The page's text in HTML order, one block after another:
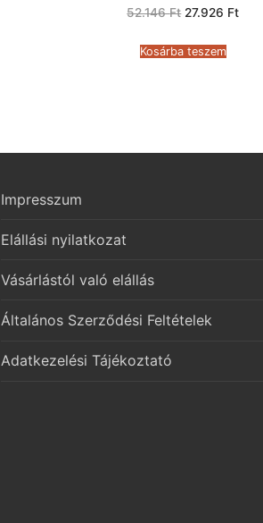
52.146Ft Original
52.146 Ft.
27.926 Ft
Kosárba teszem
Impresszum
Elállási nyilatkozat
Vásárlástól való elállás
Általános Szerződési Feltételek
Adatkezelési Tájékoztató